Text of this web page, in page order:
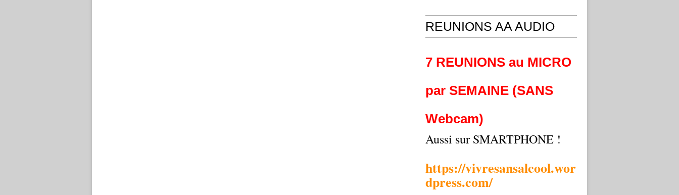
REUNIONS AA AUDIO
7 REUNIONS au MICRO
par SEMAINE (SANS
Webcam)
Aussi sur SMARTPHONE !
https://vivresansalcool.wor
dpress.com/